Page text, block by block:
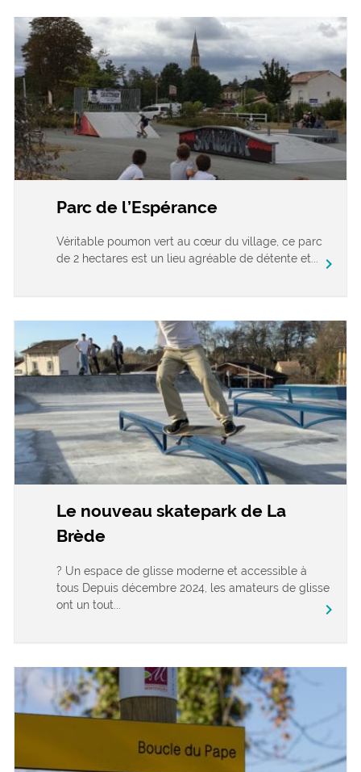
Parc de l’Espérance
Véritable poumon vert au cœur du village, ce parc
de 2 hectares est un lieu agréable de détente et...
chevron_right
Le nouveau skatepark de La
Brède
? Un espace de glisse moderne et accessible à
tous Depuis décembre 2024, les amateurs de glisse
ont un tout...
chevron_right